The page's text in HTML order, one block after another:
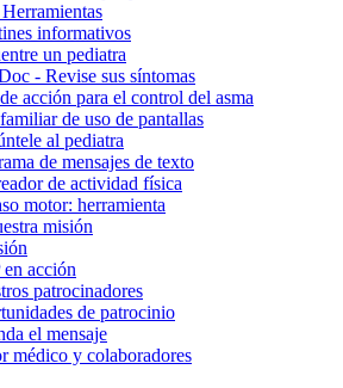
informativos
un pediatra
- Revise sus síntomas
acción para el control del asma
de uso de pantallas
al pediatra
de mensajes de texto
de activida​d física
motor: herramienta
misión
acción
patrocinadores
de patrocinio
el mensaje
médico y colaboradores